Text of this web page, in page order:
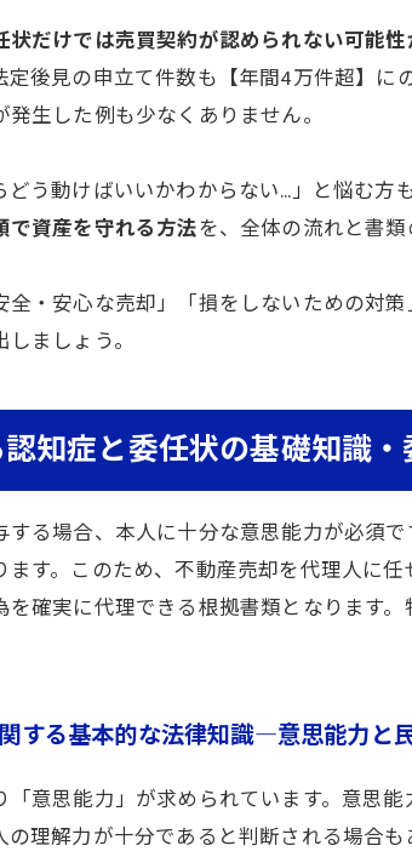
だけでは売買契約が認められない可能性
後見の申立て件数も【年間4万件超】
発生した例も少なくありません。
どう動けばいいかわからない…」と悩む方
で資産を守れる方法を、全体の流れと書類
・安心な売却」「損をしないための対
ましょう。
知症と委任状の基礎知識
る場合、本人に十分な意思能力が必須
す。このため、不動産売却を代理人に
確実に代理できる根拠書類となります
する基本的な法律知識―意思能力と
意思能力」が求められています。意思
理解力が十分であると判断される場合